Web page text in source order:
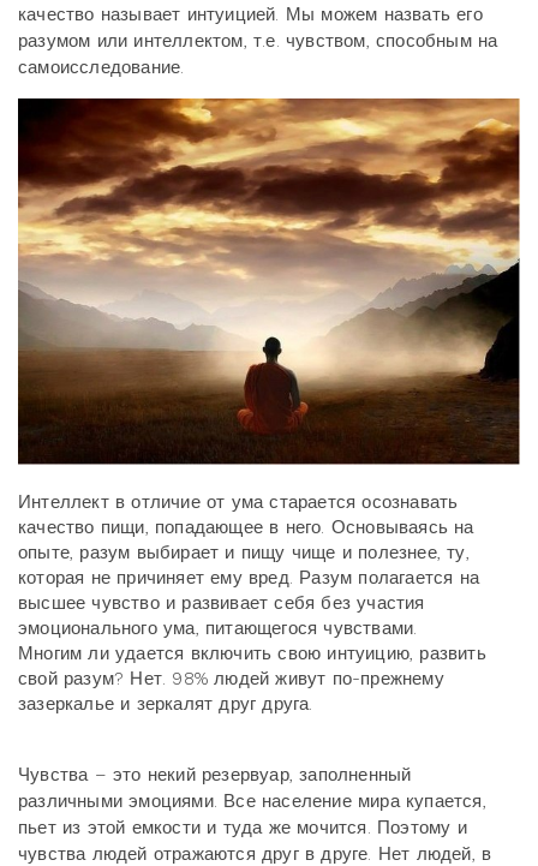
качество называет интуицией. Мы можем назвать его
разумом или интеллектом, т.е. чувством, способным на
самоисследование.
Интеллект в отличие от ума старается осознавать
качество пищи, попадающее в него. Основываясь на
опыте, разум выбирает и пищу чище и полезнее, ту,
которая не причиняет ему вред. Разум полагается на
высшее чувство и развивает себя без участия
эмоционального ума, питающегося чувствами.
Многим ли удается включить свою интуицию, развить
свой разум? Нет. 98% людей живут по-прежнему
зазеркалье и зеркалят друг друга.
Чувства – это некий резервуар, заполненный
различными эмоциями. Все население мира купается,
пьет из этой емкости и туда же мочится. Поэтому и
чувства людей отражаются друг в друге. Нет людей, в